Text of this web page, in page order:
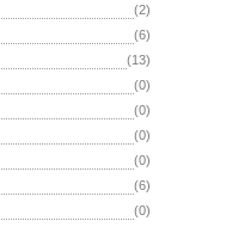
(2)
(6)
(13)
(0)
(0)
(0)
(0)
(6)
(0)